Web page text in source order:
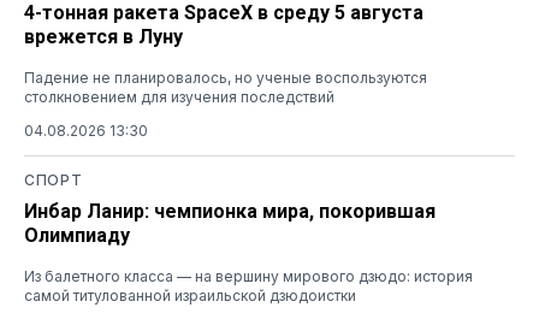
4-тонная ракета SpaceX в среду 5 августа
врежется в Луну
Падение не планировалось, но ученые воспользуются
столкновением для изучения последствий
04.08.2026 13:30
СПОРТ
Инбар Ланир: чемпионка мира, покорившая
Олимпиаду
Из балетного класса — на вершину мирового дзюдо: история
самой титулованной израильской дзюдоистки